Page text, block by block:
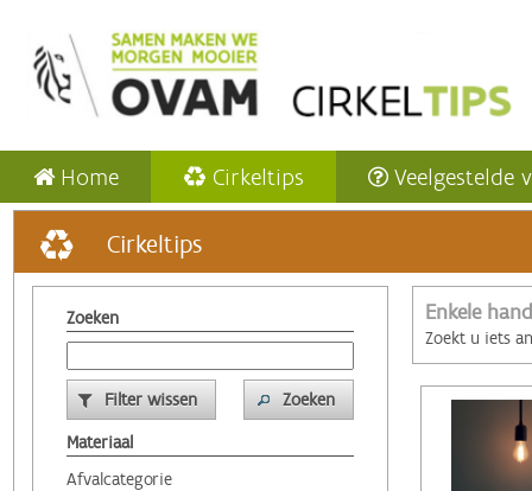
Home Cirkeltips Veelgestelde
Cirkeltips
Zoeken
Filter wissen
Zoeken
Materiaal
Afvalcategorie
Enkele
Zoekt u iets